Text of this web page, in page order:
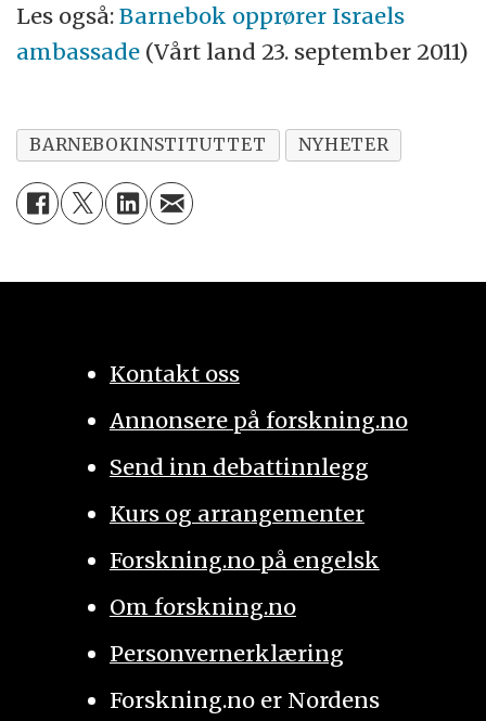
Les også:Barnebok opprører Israels
ambassade (Vårt land 23. september 2011)
BARNEBOKINSTITUTTET NYHETER
Kontakt oss
Annonsere på forskning.no
Send inn debattinnlegg
Kurs og arrangementer
Forskning.no på engelsk
Om forskning.no
Personvernerklæring
Forskning.no er Nordens